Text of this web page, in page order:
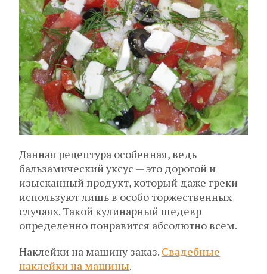
Данная рецептура особенная, ведь
бальзамический уксус — это дорогой и
изысканный продукт, который даже греки
используют лишь в особо торжественных
случаях. Такой кулинарный шедевр
определенно понравится абсолютно всем.
Наклейки на машину заказ. Свадебные
наклейки на машины.